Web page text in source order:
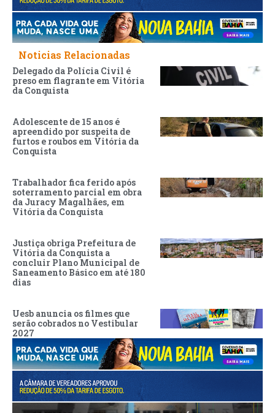
Noticias Relacionadas
Delegado da Polícia Civil é
preso em flagrante em Vitória
da Conquista
Adolescente de 15 anos é
apreendido por suspeita de
furtos e roubos em Vitória da
Conquista
Trabalhador fica ferido após
soterramento parcial em obra
da Juracy Magalhães, em
Vitória da Conquista
Justiça obriga Prefeitura de
Vitória da Conquista a
concluir Plano Municipal de
Saneamento Básico em até 180
dias
Uesb anuncia os filmes que
serão cobrados no Vestibular
2027